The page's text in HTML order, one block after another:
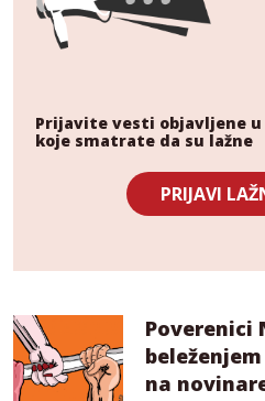
Prijavite vesti objavljene
koje smatrate da su lažne
PRIJAVI
Poverenici
na